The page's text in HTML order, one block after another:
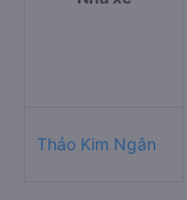
Thảo Kim Ngân